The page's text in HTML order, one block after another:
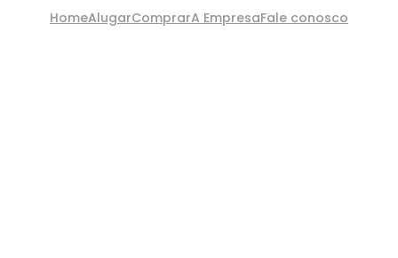
HomeAlugarComprarA EmpresaFale conosco